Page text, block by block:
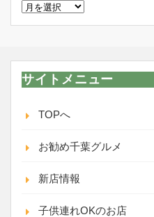
更
サイトメニュー
TOPへ
お勧め千葉グルメ
新店情報
子供連れOKのお店